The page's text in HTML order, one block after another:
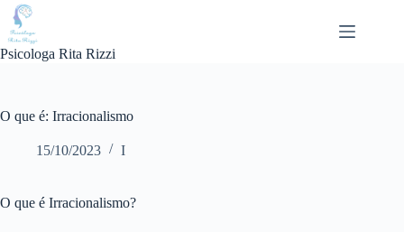
Pular
para
conteúdo
Psicologa Rita Rizzi
O que é: Irracionalismo
15/10/2023 I
O que é Irracionalismo?